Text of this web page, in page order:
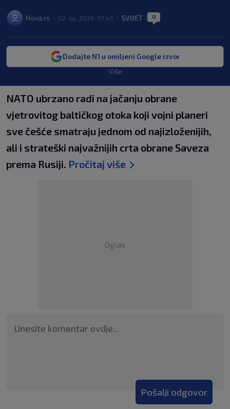
Nova.rs 02. lip. 2026. 07:46 SVIJET 0
Dodajte N1 u omiljeni Google izvor
Više
NATO ubrzano radi na jačanju obrane
vjetrovitog baltičkog otoka koji vojni planeri
sve češće smatraju jednom od najizloženijih,
ali i strateški najvažnijih crta obrane Saveza
prema Rusiji. Pročitaj više
Oglas
Pošalji odgovor